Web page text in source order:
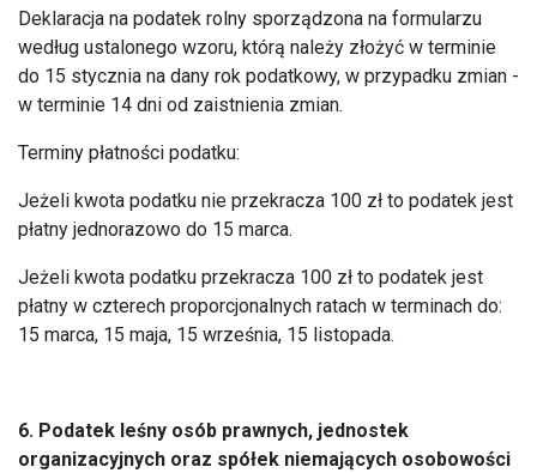
Deklaracja na podatek rolny sporządzona na formularzu
według ustalonego wzoru, którą należy złożyć w terminie
do 15 stycznia na dany rok podatkowy, w przypadku zmian -
w terminie 14 dni od zaistnienia zmian.
Terminy płatności podatku:
Jeżeli kwota podatku nie przekracza 100 zł to podatek jest
płatny jednorazowo do 15 marca.
Jeżeli kwota podatku przekracza 100 zł to podatek jest
płatny w czterech proporcjonalnych ratach w terminach do:
15 marca, 15 maja, 15 września, 15 listopada.
6. Podatek leśny osób prawnych, jednostek
organizacyjnych oraz spółek niemających osobowości